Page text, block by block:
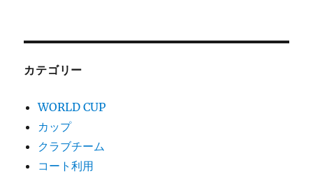
カテゴリー
WORLD CUP
カップ
クラブチーム
コート利用